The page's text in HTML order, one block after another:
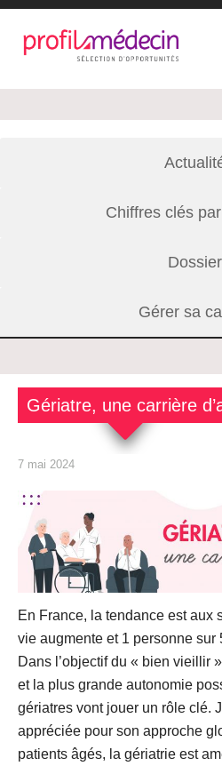
Chiffres clés
Gérer sa
Gériatre, une carrière
7 mai 2024
En France, la tendance est aux
vie augmente et 1 personne sur
Dans l’objectif du « bien vieillir
et la plus grande autonomie
gériatres vont jouer un rôle clé.
appréciée pour son approche
patients âgés, la gériatrie est